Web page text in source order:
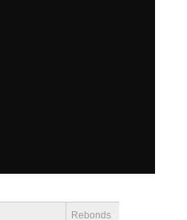
Rebonds